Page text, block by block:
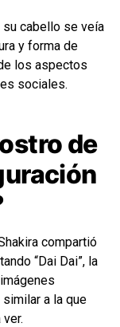
su cabello se veía
y forma de
los aspectos
sociales.
de
compartió
“Dai Dai”, la
a la que